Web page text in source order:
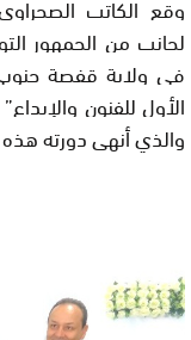
لجانب من الجمهور
في ولاية قفصة
الأول للفنون
والذي أنهى دورته هذه